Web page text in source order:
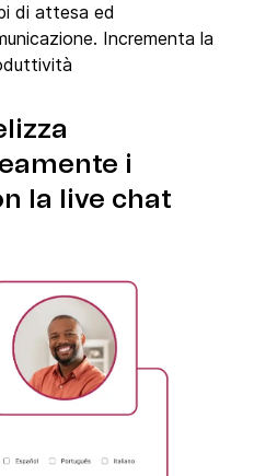
di attesa ed
Incrementa la
i
la live chat